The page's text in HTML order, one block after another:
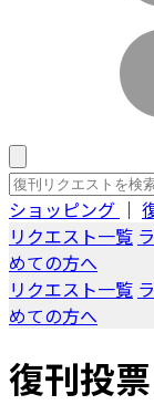
ショッピング ｜
リクエスト一覧
めての方へ
リクエスト一覧
めての方へ
復刊投